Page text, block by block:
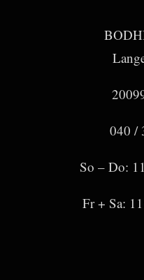
040 /
So – Do:
Fr + Sa: